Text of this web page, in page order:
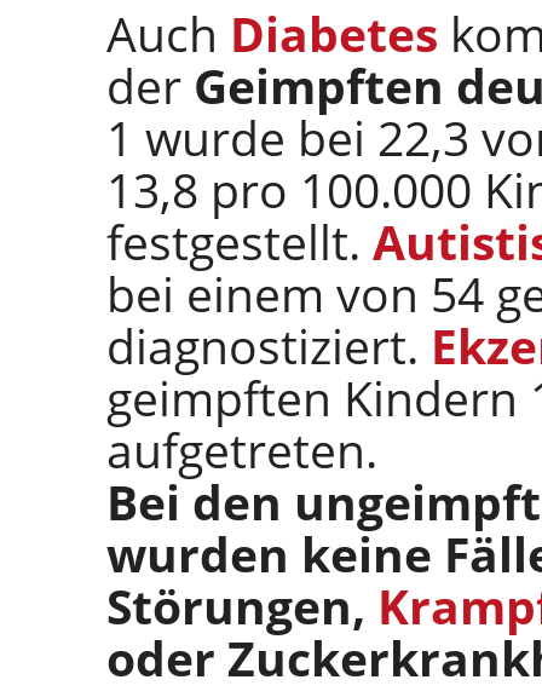
Auch Diabetes
der Geimpften
1 wurde bei 22,3
13,8 pro 100.000
festgestellt.
bei einem von 54
diagnostiziert.
geimpften Kindern
aufgetreten.
Bei den
wurden keine
Störungen,
oder